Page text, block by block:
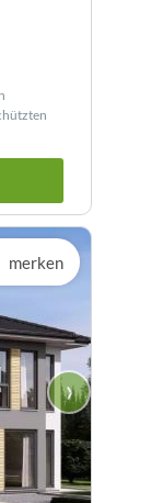
merken
›